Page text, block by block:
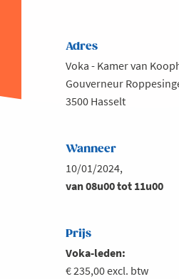
Adres
Voka - Kamer van
Gouverneur
3500 Hasselt
Wanneer
10/01/2024,
van 08u00 tot 11u00
Prijs
Voka-leden:
€ 235,00 excl. btw